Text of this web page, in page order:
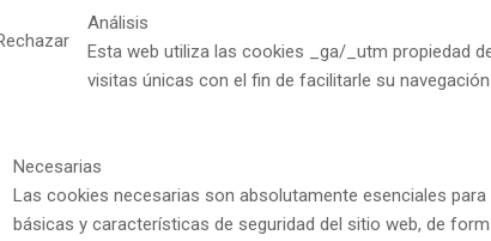
Análisis
Esta web utiliza las cookies _ga/_utm propiedad
visitas únicas con el fin de facilitarle su
Necesarias
Las cookies necesarias son absolutamente esenciales
básicas y características de seguridad del sitio web, de